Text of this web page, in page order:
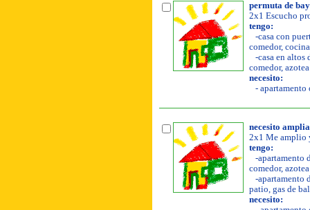
permuta de
2x1 Escucho
tengo:
-casa con
comedor,
-casa en altos
comedor,
necesito:
- apartamento
necesito
2x1 Me amplio
tengo:
-apartamento
comedor,
-apartamento
patio, gas de
necesito: